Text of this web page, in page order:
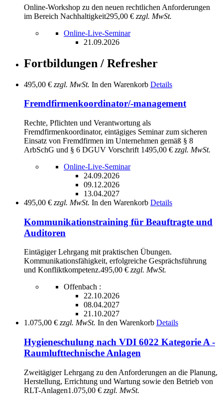
Online-Workshop zu den neuen rechtlichen Anforderungen
im Bereich Nachhaltigkeit295,00 € zzgl. MwSt.
Online-Live-Seminar
21.09.2026
Fortbildungen / Refresher
495,00 € zzgl. MwSt. In den Warenkorb Details
Fremdfirmenkoordinator/-management
Rechte, Pflichten und Verantwortung als
Fremdfirmenkoordinator, eintägiges Seminar zum sicheren
Einsatz von Fremdfirmen im Unternehmen gemäß § 8
ArbSchG und § 6 DGUV Vorschrift 1495,00 € zzgl. MwSt.
Online-Live-Seminar
24.09.2026
09.12.2026
13.04.2027
495,00 € zzgl. MwSt. In den Warenkorb Details
Kommunikationstraining für Beauftragte und
Auditoren
Eintägiger Lehrgang mit praktischen Übungen.
Kommunikationsfähigkeit, erfolgreiche Gesprächsführung
und Konfliktkompetenz.495,00 € zzgl. MwSt.
Offenbach :
22.10.2026
08.04.2027
21.10.2027
1.075,00 € zzgl. MwSt. In den Warenkorb Details
Hygieneschulung nach VDI 6022 Kategorie A -
Raumlufttechnische Anlagen
Zweitägiger Lehrgang zu den Anforderungen an die Planung,
Herstellung, Errichtung und Wartung sowie den Betrieb von
RLT-Anlagen1.075,00 € zzgl. MwSt.